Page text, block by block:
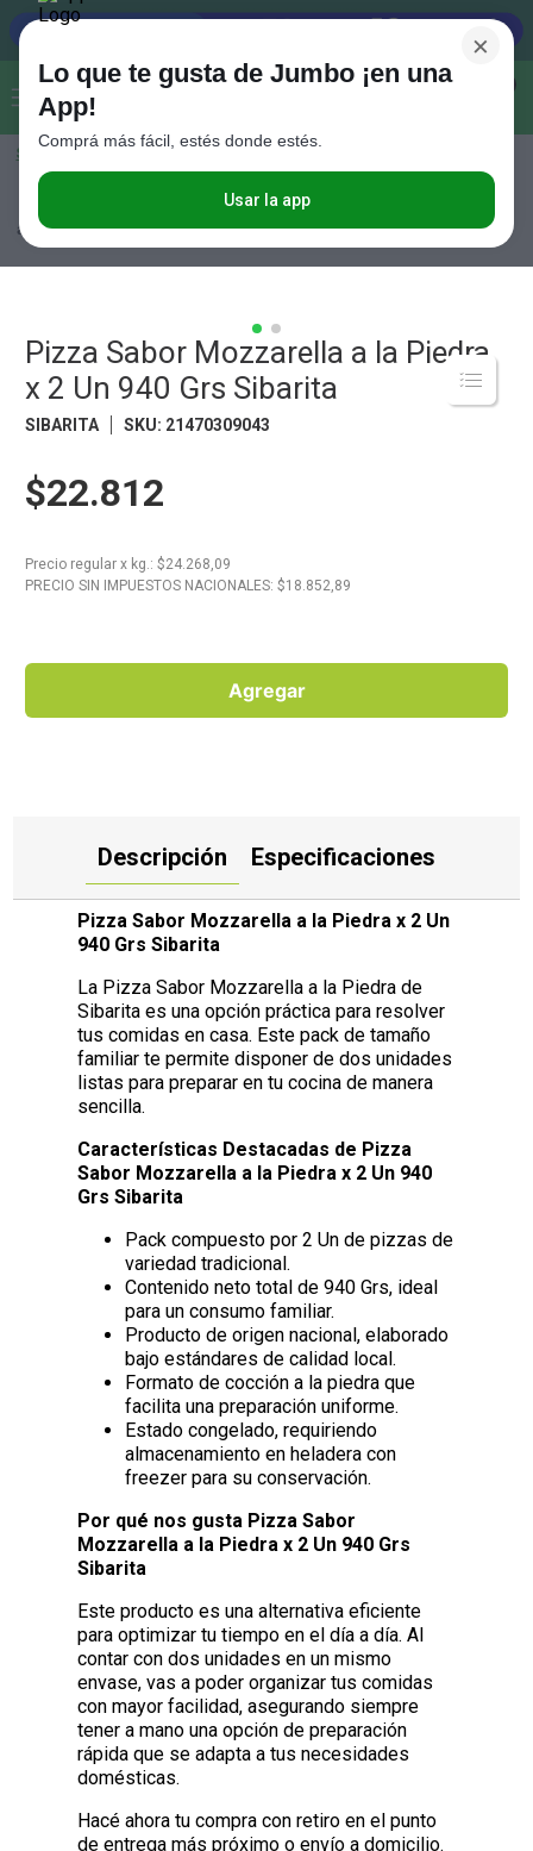
Buscar...
Seleccioná el método de entrega
×
Lo que te gusta de Jumbo ¡en una
App!
Comprá más fácil, estés donde estés.
Usar la app
Comidas Congeladas Pizzas
a la Piedra x 2 Un 940 Grs Sibarita
Pizza Sabor Mozzarella a la Piedra
x 2 Un 940 Grs Sibarita
SIBARITA SKU: 21470309043
$22.812
Precio regular x kg. : $24.268,09
PRECIO SIN IMPUESTOS NACIONALES: $18.852,89
Agregar
Descripción Especificaciones
Pizza Sabor Mozzarella a la Piedra x 2 Un
940 Grs Sibarita
La Pizza Sabor Mozzarella a la Piedra de
Sibarita es una opción práctica para resolver
tus comidas en casa. Este pack de tamaño
familiar te permite disponer de dos unidades
listas para preparar en tu cocina de manera
sencilla.
Características Destacadas de Pizza
Sabor Mozzarella a la Piedra x 2 Un 940
Grs Sibarita
Pack compuesto por 2 Un de pizzas de
variedad tradicional.
Contenido neto total de 940 Grs, ideal
para un consumo familiar.
Producto de origen nacional, elaborado
bajo estándares de calidad local.
Formato de cocción a la piedra que
facilita una preparación uniforme.
Estado congelado, requiriendo
almacenamiento en heladera con
freezer para su conservación.
Por qué nos gusta Pizza Sabor
Mozzarella a la Piedra x 2 Un 940 Grs
Sibarita
Este producto es una alternativa eficiente
para optimizar tu tiempo en el día a día. Al
contar con dos unidades en un mismo
envase, vas a poder organizar tus comidas
con mayor facilidad, asegurando siempre
tener a mano una opción de preparación
rápida que se adapta a tus necesidades
domésticas.
Hacé ahora tu compra con retiro en el punto
de entrega más próximo o envío a domicilio.
Términos más buscados
.
Galletitas
Juguetes
Fideos
. Aceite